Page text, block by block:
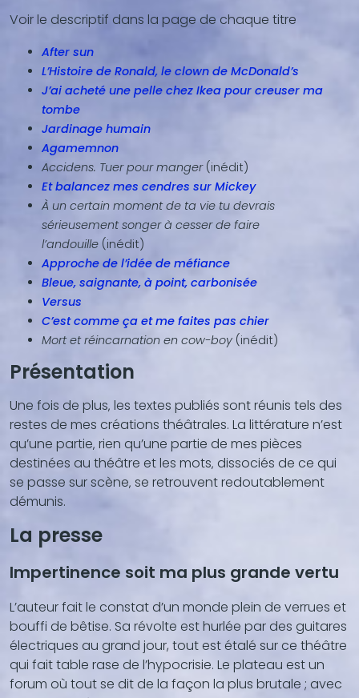
contenu
vidéo,
Voir le descriptif dans la page de chaque titre
After sun
L’Histoire de Ronald, le clown de McDonald’s
J’ai acheté une pelle chez Ikea pour creuser ma
tombe
Jardinage humain
Agamemnon
Accidens. Tuer pour manger (inédit)
Et balancez mes cendres sur Mickey
À un certain moment de ta vie tu devrais
sérieusement songer à cesser de faire
l’andouille (inédit)
Approche de l’idée de méfiance
Bleue, saignante, à point, carbonisée
Versus
C’est comme ça et me faites pas chier
Mort et réincarnation en cow-boy (inédit)
Présentation
Une fois de plus‚ les textes publiés sont réunis tels des
restes de mes créations théâtrales. La littérature n’est
qu’une partie‚ rien qu’une partie de mes pièces
destinées au théâtre et les mots‚ dissociés de ce qui
se passe sur scène‚ se retrouvent redoutablement
démunis.
La presse
Impertinence soit ma plus grande vertu
L’auteur fait le constat d’un monde plein de verrues et
bouffi de bêtise. Sa révolte est hurlée par des guitares
électriques au grand jour, tout est étalé sur ce théâtre
qui fait table rase de l’hypocrisie. Le plateau est un
forum où tout se dit de la façon la plus brutale ; avec